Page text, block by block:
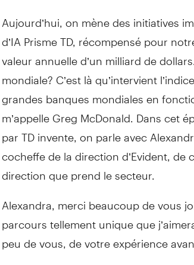
Aujourd’hui, on mène des initiatives
d’IA Prisme TD, récompensé pour
valeur annuelle d’un milliard de
mondiale? C’est là qu’intervient
grandes banques mondiales en
m’appelle Greg McDonald. Dans cet
par TD invente, on parle avec
cocheffe de la direction d’Evident, de
direction que prend le secteur.
Alexandra, merci beaucoup de vous
parcours tellement unique que
peu de vous, de votre expérience